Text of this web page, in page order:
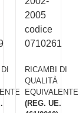
2005
codice
0710261
RICAMBI DI
QUALITÀ
EQUIVALENTE
(REG. UE.